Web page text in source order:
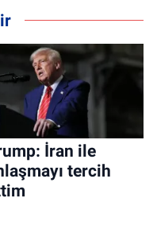
İran ile
tercih